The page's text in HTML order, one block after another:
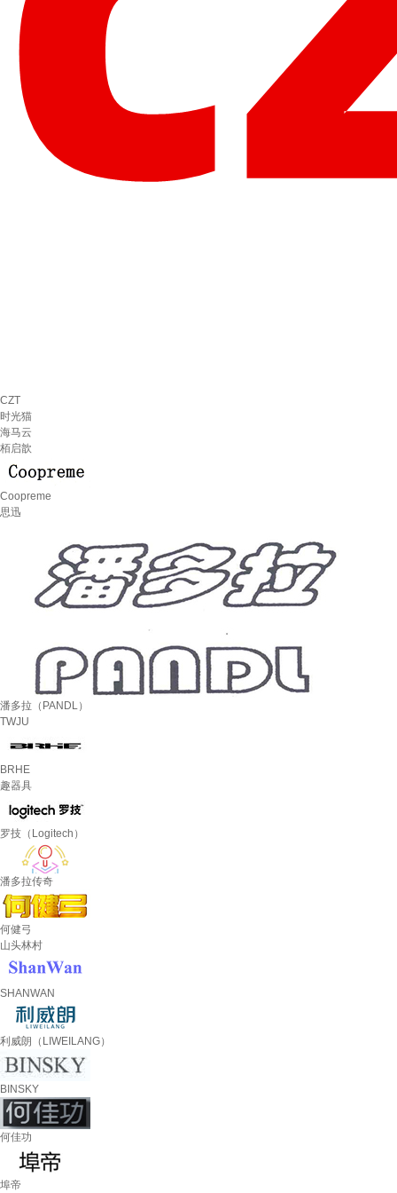
CZT
时光猫
海马云
栢启歆
Coopreme
思迅
潘多拉（PANDL）
TWJU
BRHE
趣器具
罗技（Logitech）
潘多拉传奇
何健弓
山头林村
SHANWAN
利威朗（LIWEILANG）
BINSKY
何佳功
埠帝